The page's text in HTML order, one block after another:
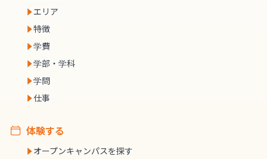
エリア
特徴
学費
学部・学科
学問
仕事
体験する
オープンキャンパスを探す